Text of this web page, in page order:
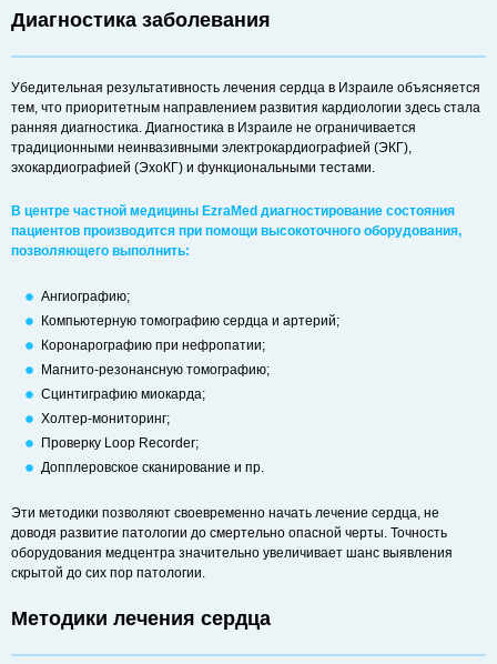
Диагностика заболевания
Убедительная результативность лечения сердца в Израиле объясняется
тем, что приоритетным направлением развития кардиологии здесь стала
ранняя диагностика. Диагностика в Израиле не ограничивается
традиционными неинвазивными электрокардиографией (ЭКГ),
эхокардиографией (ЭхоКГ) и функциональными тестами.
В центре частной медицины EzraMed диагностирование состояния
пациентов производится при помощи высокоточного оборудования,
позволяющего выполнить:
Ангиографию;
Компьютерную томографию сердца и артерий;
Коронарографию при нефропатии;
Магнито-резонансную томографию;
Сцинтиграфию миокарда;
Холтер-мониторинг;
Проверку Loop Recorder;
Допплеровское сканирование и пр.
Эти методики позволяют своевременно начать лечение сердца, не
доводя развитие патологии до смертельно опасной черты. Точность
оборудования медцентра значительно увеличивает шанс выявления
скрытой до сих пор патологии.
Методики лечения сердца